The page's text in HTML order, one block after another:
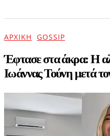
ΑΡΧΙΚΉ GOSSIP
Έφτασε στα άκρα: Η
Ιωάννας Τούνη μετά